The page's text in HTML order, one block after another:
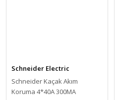
Schneider Electric
Schneider Kaçak Akım
Koruma 4*40A 300MA